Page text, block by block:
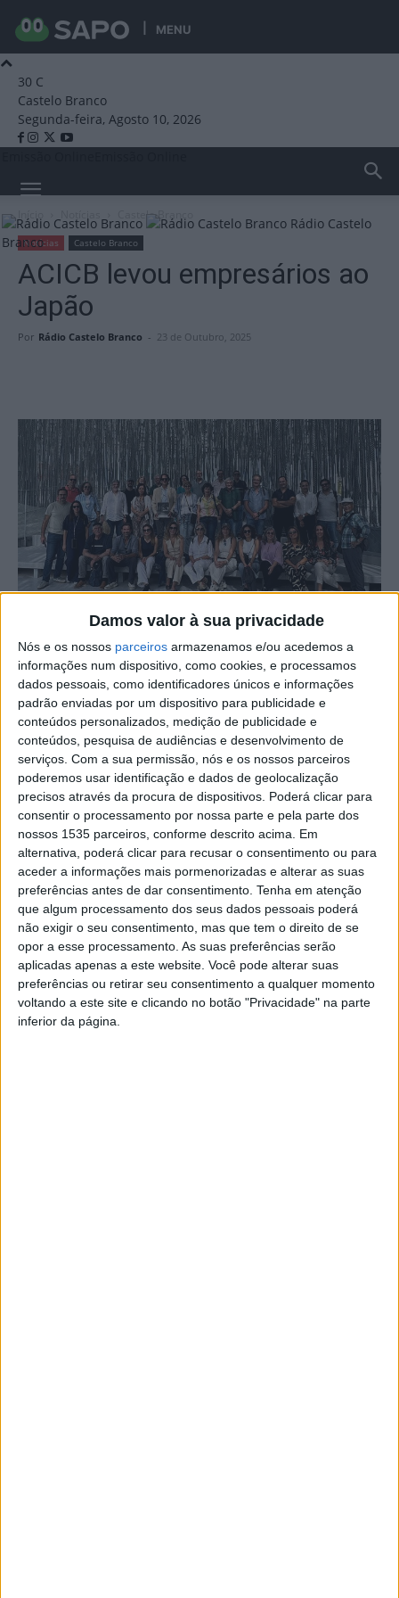
MENU
Damos valor à sua privacidade
Nós e os nossos parceiros armazenamos e/ou acedemos a
informações num dispositivo, como cookies, e processamos
dados pessoais, como identificadores únicos e informações
padrão enviadas por um dispositivo para publicidade e
conteúdos personalizados, medição de publicidade e
conteúdos, pesquisa de audiências e desenvolvimento de
serviços. Com a sua permissão, nós e os nossos parceiros
poderemos usar identificação e dados de geolocalização
precisos através da procura de dispositivos. Poderá clicar para
consentir o processamento por nossa parte e pela parte dos
nossos 1535 parceiros, conforme descrito acima. Em
alternativa, poderá clicar para recusar o consentimento ou para
aceder a informações mais pormenorizadas e alterar as suas
preferências antes de dar consentimento. Tenha em atenção
que algum processamento dos seus dados pessoais poderá
não exigir o seu consentimento, mas que tem o direito de se
opor a esse processamento. As suas preferências serão
aplicadas apenas a este website. Você pode alterar suas
preferências ou retirar seu consentimento a qualquer momento
voltando a este site e clicando no botão "Privacidade" na parte
inferior da página.
30 C
Castelo Branco
Segunda-feira, Agosto 10, 2026
Rádio Castelo
Branco
Castelo Branco
Notícias Castelo Branco
ACICB levou empresários ao
Japão
Por Rádio Castelo Branco - 23 de Outubro, 2025
A ACICB – Associação Comercial e Empresarial da Beira
Baixa – organizou o Roteiro Empresarial Japão 2025, uma
iniciativa que reuniu uma comitiva de empresários da
região com o objetivo de promover oportunidades de
internacionalização, troca de experiências e aproximação
ao mercado japonês.
Em nota é referido que, durante a deslocação, a comitiva
teve a oportunidade de visitar diversas entidades e
instituições ligadas à inovação, à indústria e ao comércio,
fortalecendo contactos e identificando potenciais
parcerias de cooperação económica.
Um dos momentos altos da agenda foi a receção oficial
no Pavilhão de Portugal da Expo Osaka 2025, onde o
grupo foi acolhido pelo diretor do Pavilhão, Bernardo
Amaral. Para a ACICB, a visita constituiu “uma ocasião de